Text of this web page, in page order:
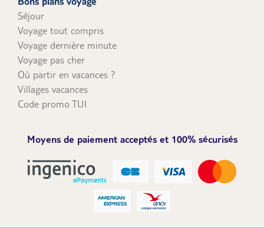
Séjour
Voyage tout compris
Voyage dernière minute
Voyage pas cher
Où partir en vacances ?
Villages vacances
Code promo TUI
Moyens de paiement acceptés et 100% sécurisés